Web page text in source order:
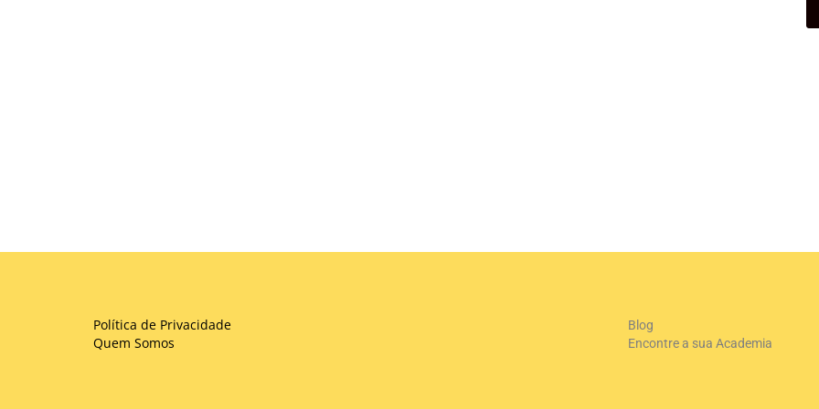
Política de Privacidade
Quem Somos
Blog
Encontre a sua Academia